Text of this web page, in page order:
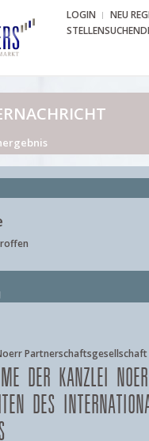
LOGIN
NEU
Partnerschaftsgesellschaft
DER KANZLEI
DES